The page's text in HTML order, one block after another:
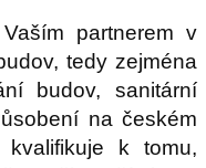
partnerem v
tedy zejména
budov, sanitární
na českém
k tomu,